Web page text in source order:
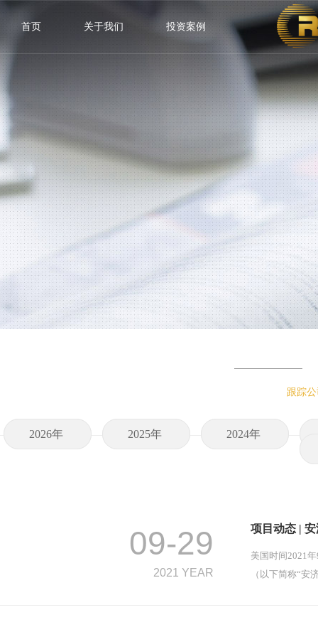
首页 关于我们 投资案例
跟踪
2026年 2025年 2024年
09-29
2021 YEAR
项目动态 |
美国时间2021
（以下简称“